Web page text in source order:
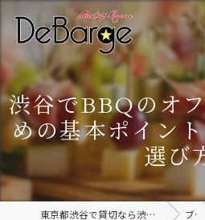
渋谷でBBQのオ
めの基本ポイン
選び
東京都渋谷で貸切なら渋谷貸切パーティー＆BBQデバージ - DeBarge ブログ